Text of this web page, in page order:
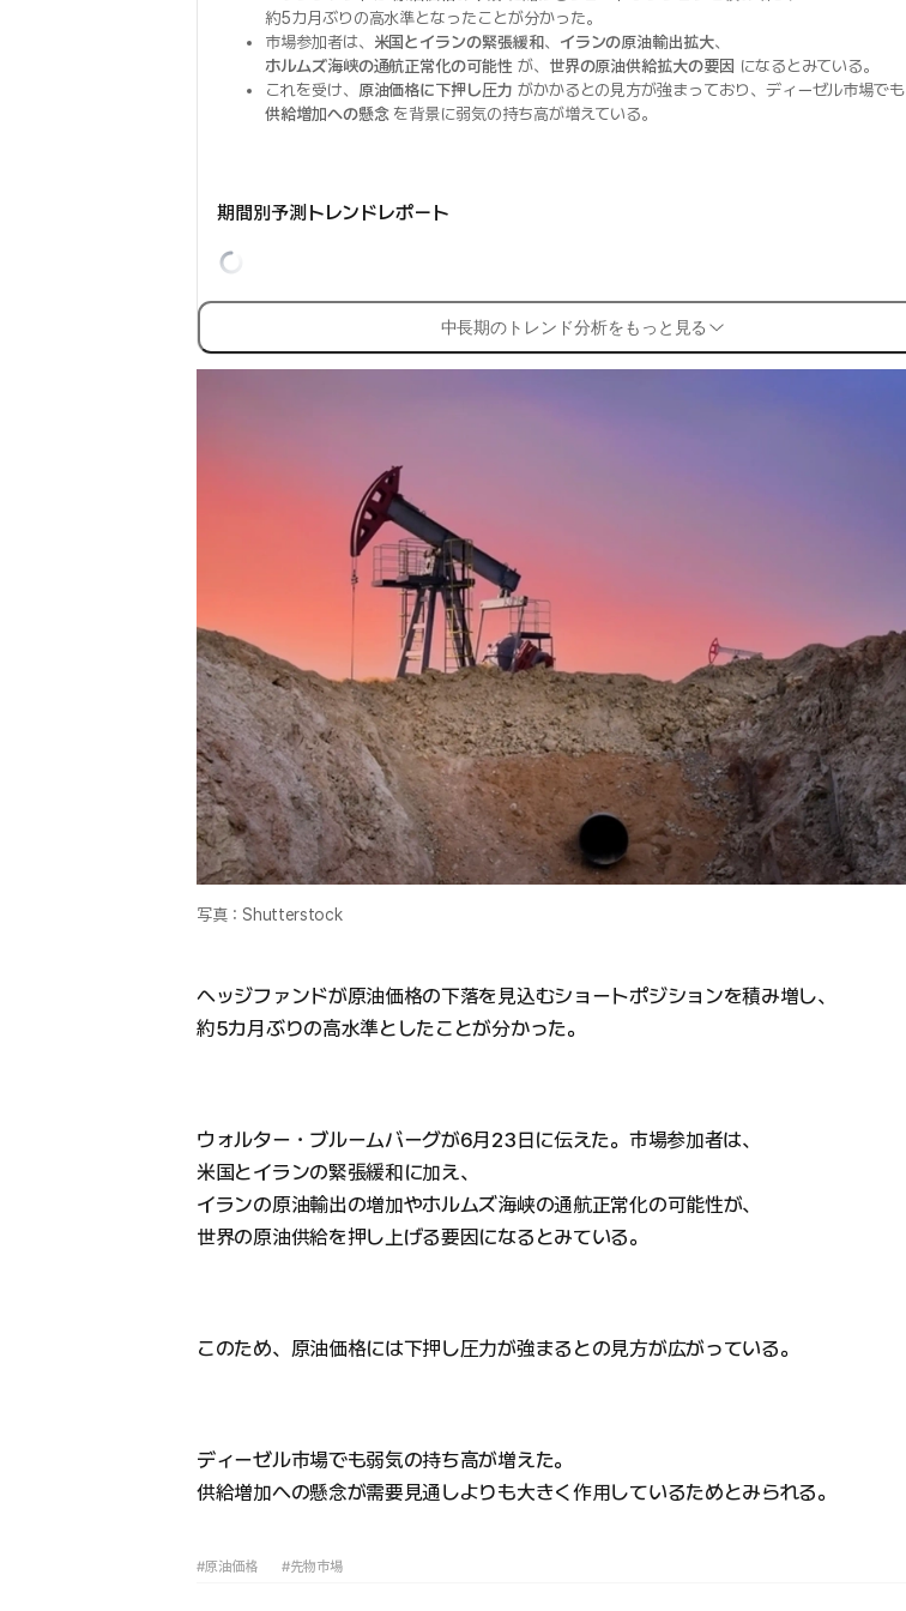
約5カ月ぶりの高水準となったことが分かった。
市場参加者は、 米国とイランの緊張緩和、 イランの原油輸出拡大、
ホルムズ海峡の通航正常化の可能性 が、 世界の原油供給拡大の要因 になるとみている。
これを受け、 原油価格に下押し圧力 がかかるとの見方が強まっており、ディーゼル市場でも
供給増加への懸念を背景に弱気の持ち高が増えている。
期間別予測トレンドレポート
中長期のトレンド分析をもっと見る
写真：Shutterstock
ヘッジファンドが原油価格の下落を見込むショートポジションを積み増し、
約5カ月ぶりの高水準としたことが分かった。
ウォルター・ブルームバーグが6月23日に伝えた。市場参加者は、
米国とイランの緊張緩和に加え、
イランの原油輸出の増加やホルムズ海峡の通航正常化の可能性が、
世界の原油供給を押し上げる要因になるとみている。
このため、原油価格には下押し圧力が強まるとの見方が広がっている。
ディーゼル市場でも弱気の持ち高が増えた。
供給増加への懸念が需要見通しよりも大きく作用しているためとみられる。
#原油価格 #先物市場